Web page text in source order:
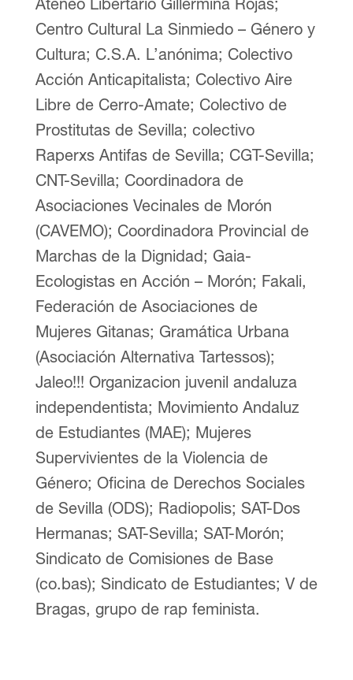
Ateneo Libertario Gillermina Rojas;
Centro Cultural La Sinmiedo – Género y
Cultura; C.S.A. L’anónima; Colectivo
Acción Anticapitalista; Colectivo Aire
Libre de Cerro-Amate; Colectivo de
Prostitutas de Sevilla; colectivo
Raperxs Antifas de Sevilla; CGT-Sevilla;
CNT-Sevilla; Coordinadora de
Asociaciones Vecinales de Morón
(CAVEMO); Coordinadora Provincial de
Marchas de la Dignidad; Gaia-
Ecologistas en Acción – Morón; Fakali,
Federación de Asociaciones de
Mujeres Gitanas; Gramática Urbana
(Asociación Alternativa Tartessos);
Jaleo!!! Organizacion juvenil andaluza
independentista; Movimiento Andaluz
de Estudiantes (MAE); Mujeres
Supervivientes de la Violencia de
Género; Oficina de Derechos Sociales
de Sevilla (ODS); Radiopolis; SAT-Dos
Hermanas; SAT-Sevilla; SAT-Morón;
Sindicato de Comisiones de Base
(co.bas); Sindicato de Estudiantes; V de
Bragas, grupo de rap feminista.